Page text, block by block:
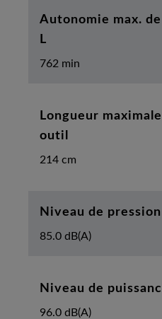
Autonomie max.
L
762 min
Longueur
outil
214 cm
Niveau de
85.0 dB(A)
Niveau de
96.0 dB(A)